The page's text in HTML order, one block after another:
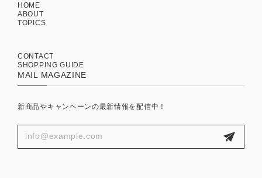
HOME
ABOUT
TOPICS
CONTACT
SHOPPING GUIDE
MAIL MAGAZINE
新商品やキャンペーンの最新情報を配信中！